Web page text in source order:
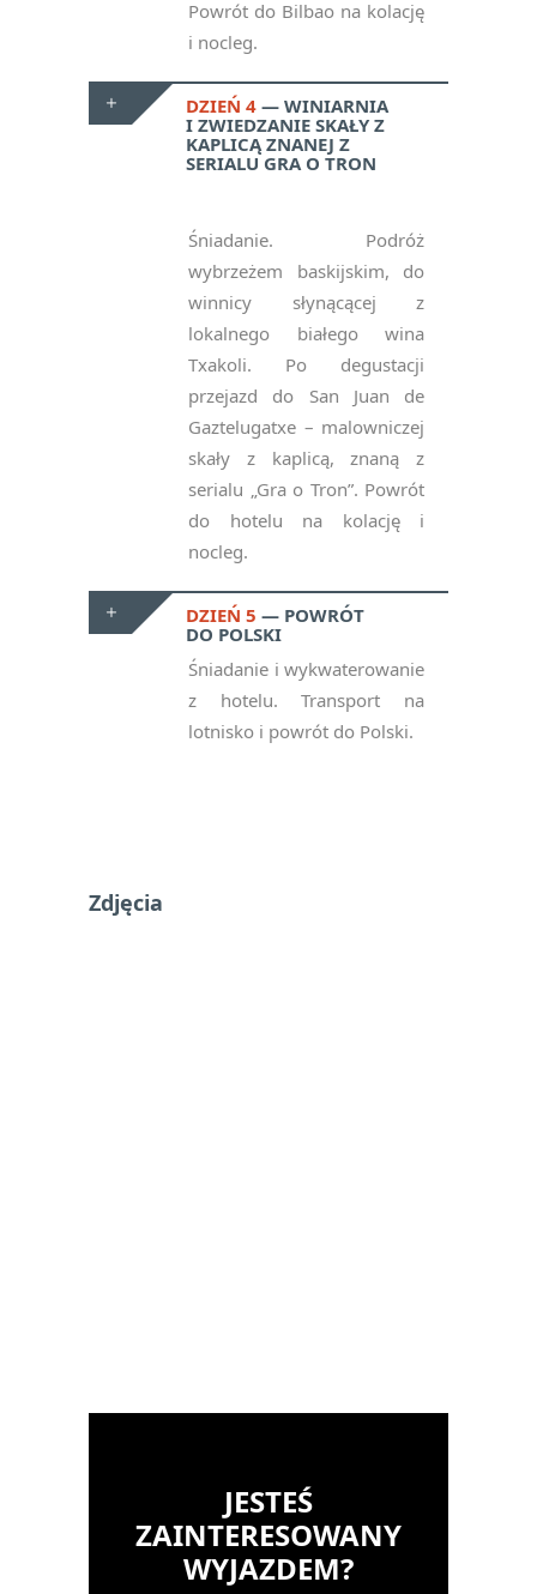
Powrót do Bilbao na kolację
i nocleg.
DZIEŃ 4
WINIARNIA
I ZWIEDZANIE SKAŁY Z
KAPLICĄ ZNANEJ Z
SERIALU GRA O TRON
Śniadanie. Podróż
wybrzeżem baskijskim, do
winnicy słynącącej z
lokalnego białego wina
Txakoli. Po degustacji
przejazd do San Juan de
Gaztelugatxe – malowniczej
skały z kaplicą, znaną z
serialu „Gra o Tron”. Powrót
do hotelu na kolację i
nocleg.
DZIEŃ 5
POWRÓT
DO POLSKI
Śniadanie i wykwaterowanie
z hotelu. Transport na
lotnisko i powrót do Polski.
Zdjęcia
JESTEŚ
ZAINTERESOWANY
WYJAZDEM?